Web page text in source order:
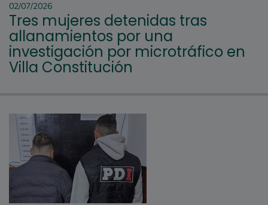
02/07/2026
Tres mujeres detenidas tras
allanamientos por una
investigación por microtráfico en
Villa Constitución